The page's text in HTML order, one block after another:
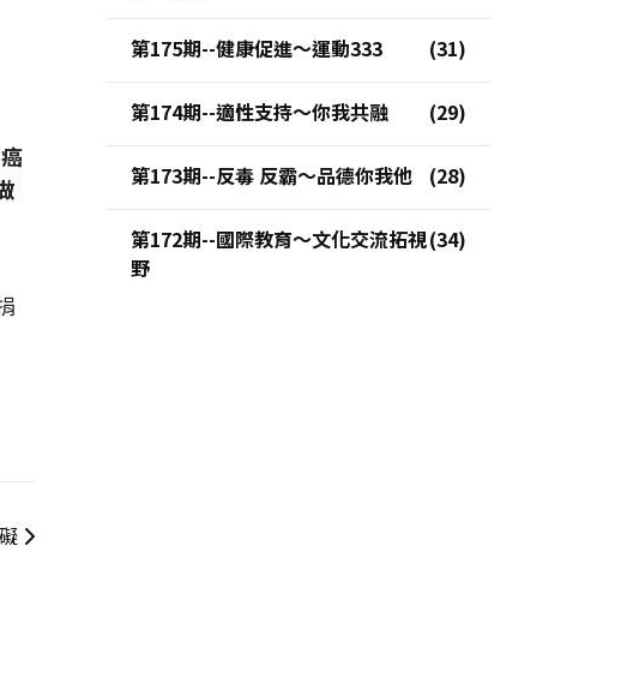
癌
第175期--健康促進～運動333
第174期--適性支持～你我共融
第173期--反毒 反霸～品德你我他
第172期--國際教育～文化交流拓視
野